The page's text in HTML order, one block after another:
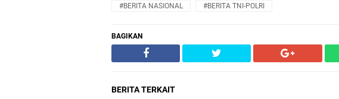
#BERITA NASIONAL #BERITA TNI-POLRI
BAGIKAN
BERITA TERKAIT